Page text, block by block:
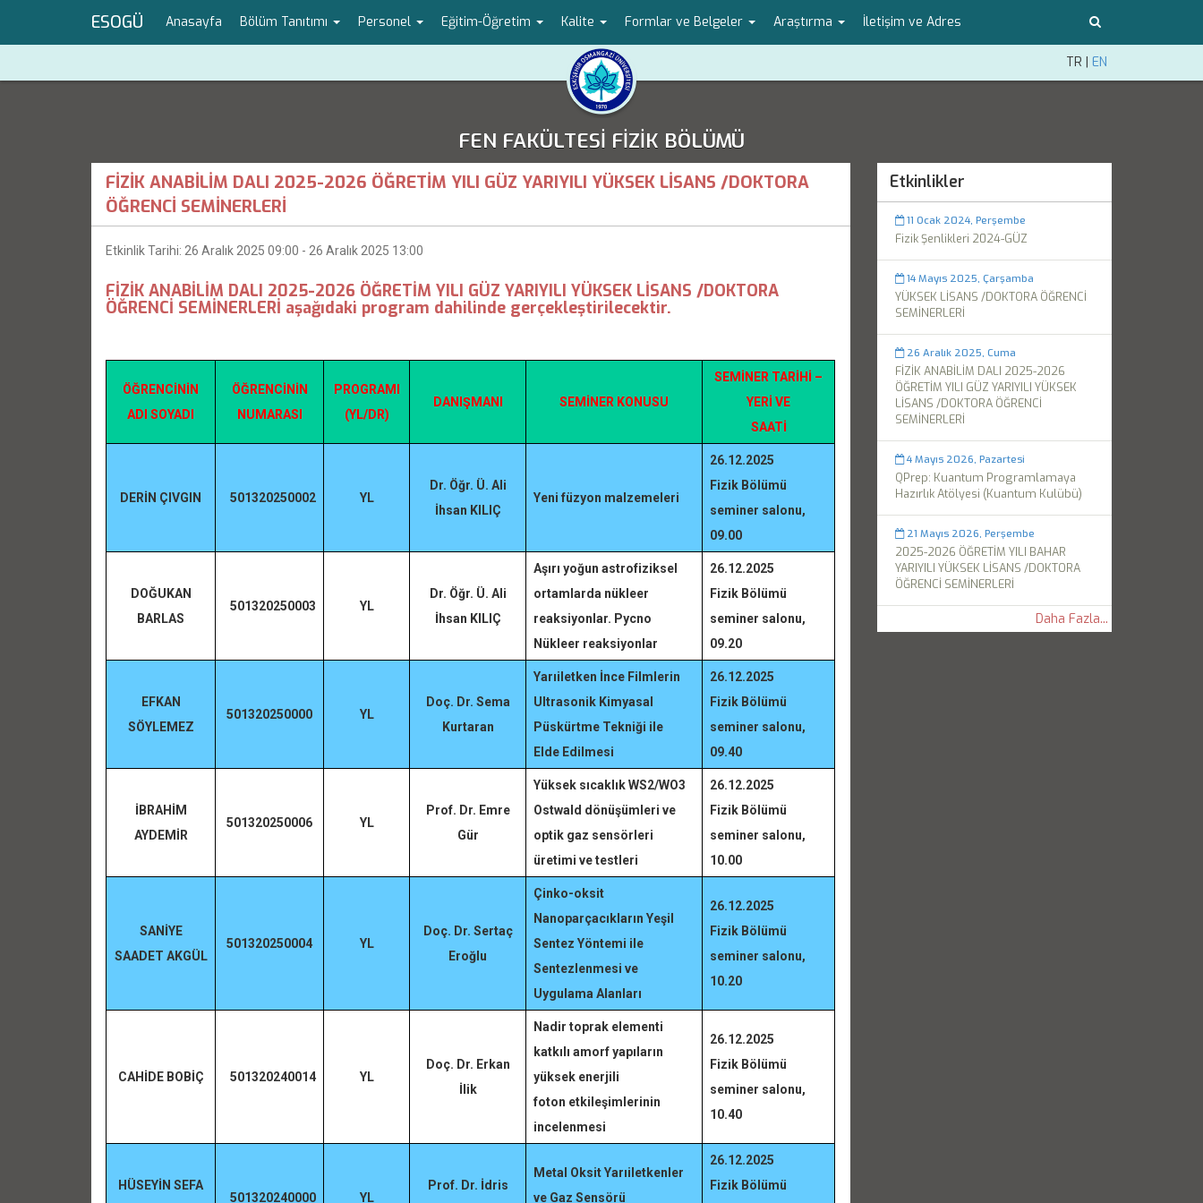
ESOGÜ Anasayfa Bölüm Tanıtımı Personel Eğitim-Öğretim Kalite Formlar ve Belgeler Araştırma İletişim ve Adres
TR | EN
FEN FAKÜLTESİ FİZİK BÖLÜMÜ
FİZİK ANABİLİM DALI 2025-2026 ÖĞRETİM YILI GÜZ YARIYILI YÜKSEK LİSANS /DOKTORA
ÖĞRENCİ SEMİNERLERİ
Etkinlik Tarihi: 26 Aralık 2025 09:00 - 26 Aralık 2025 13:00
FİZİK ANABİLİM DALI 2025-2026 ÖĞRETİM YILI GÜZ YARIYILI YÜKSEK LİSANS /DOKTORA
ÖĞRENCİ SEMİNERLERİ aşağıdaki program dahilinde gerçekleştirilecektir.
ÖĞRENCİNİN
ADI SOYADI
ÖĞRENCİNİN
NUMARASI
PROGRAMI
(YL/DR)
DANIŞMANI SEMİNER KONUSU
SEMİNER TARİHİ –
YERİ VE
SAATİ
DERİN ÇIVGIN 501320250002 YL
Dr. Öğr. Ü. Ali
İhsan KILIÇ
Yeni füzyon malzemeleri
26.12.2025
Fizik Bölümü
seminer salonu,
09.00
DOĞUKAN
BARLAS
501320250003 YL
Dr. Öğr. Ü. Ali
İhsan KILIÇ
Aşırı yoğun astrofiziksel
ortamlarda nükleer
reaksiyonlar. Pycno
Nükleer reaksiyonlar
26.12.2025
Fizik Bölümü
seminer salonu,
09.20
EFKAN
SÖYLEMEZ
501320250000 YL
Doç. Dr. Sema
Kurtaran
Yarıiletken İnce Filmlerin
Ultrasonik Kimyasal
Püskürtme Tekniği ile
Elde Edilmesi
26.12.2025
Fizik Bölümü
seminer salonu,
09.40
İBRAHİM
AYDEMİR
501320250006 YL
Prof. Dr. Emre
Gür
Yüksek sıcaklık WS2/WO3
Ostwald dönüşümleri ve
optik gaz sensörleri
üretimi ve testleri
26.12.2025
Fizik Bölümü
seminer salonu,
10.00
SANİYE
SAADET AKGÜL
501320250004 YL
Doç. Dr. Sertaç
Eroğlu
Çinko-oksit
Nanoparçacıkların Yeşil
Sentez Yöntemi ile
Sentezlenmesi ve
Uygulama Alanları
26.12.2025
Fizik Bölümü
seminer salonu,
10.20
CAHİDE BOBİÇ 501320240014 YL
Doç. Dr. Erkan
İlik
Nadir toprak elementi
katkılı amorf yapıların
yüksek enerjili
foton etkileşimlerinin
incelenmesi
26.12.2025
Fizik Bölümü
seminer salonu,
10.40
HÜSEYİN SEFA
501320240000
YL
Prof. Dr. İdris
Metal Oksit Yarıiletkenler
ve Gaz Sensörü
26.12.2025
Fizik Bölümü
Etkinlikler
11 Ocak 2024, Perşembe
Fizik Şenlikleri 2024-GÜZ
14 Mayıs 2025, Çarşamba
YÜKSEK LİSANS /DOKTORA ÖĞRENCİ
SEMİNERLERİ
26 Aralık 2025, Cuma
FİZİK ANABİLİM DALI 2025-2026
ÖĞRETİM YILI GÜZ YARIYILI YÜKSEK
LİSANS /DOKTORA ÖĞRENCİ
SEMİNERLERİ
4 Mayıs 2026, Pazartesi
QPrep: Kuantum Programlamaya
Hazırlık Atölyesi (Kuantum Kulübü)
21 Mayıs 2026, Perşembe
2025-2026 ÖĞRETİM YILI BAHAR
YARIYILI YÜKSEK LİSANS /DOKTORA
ÖĞRENCİ SEMİNERLERİ
Daha Fazla...